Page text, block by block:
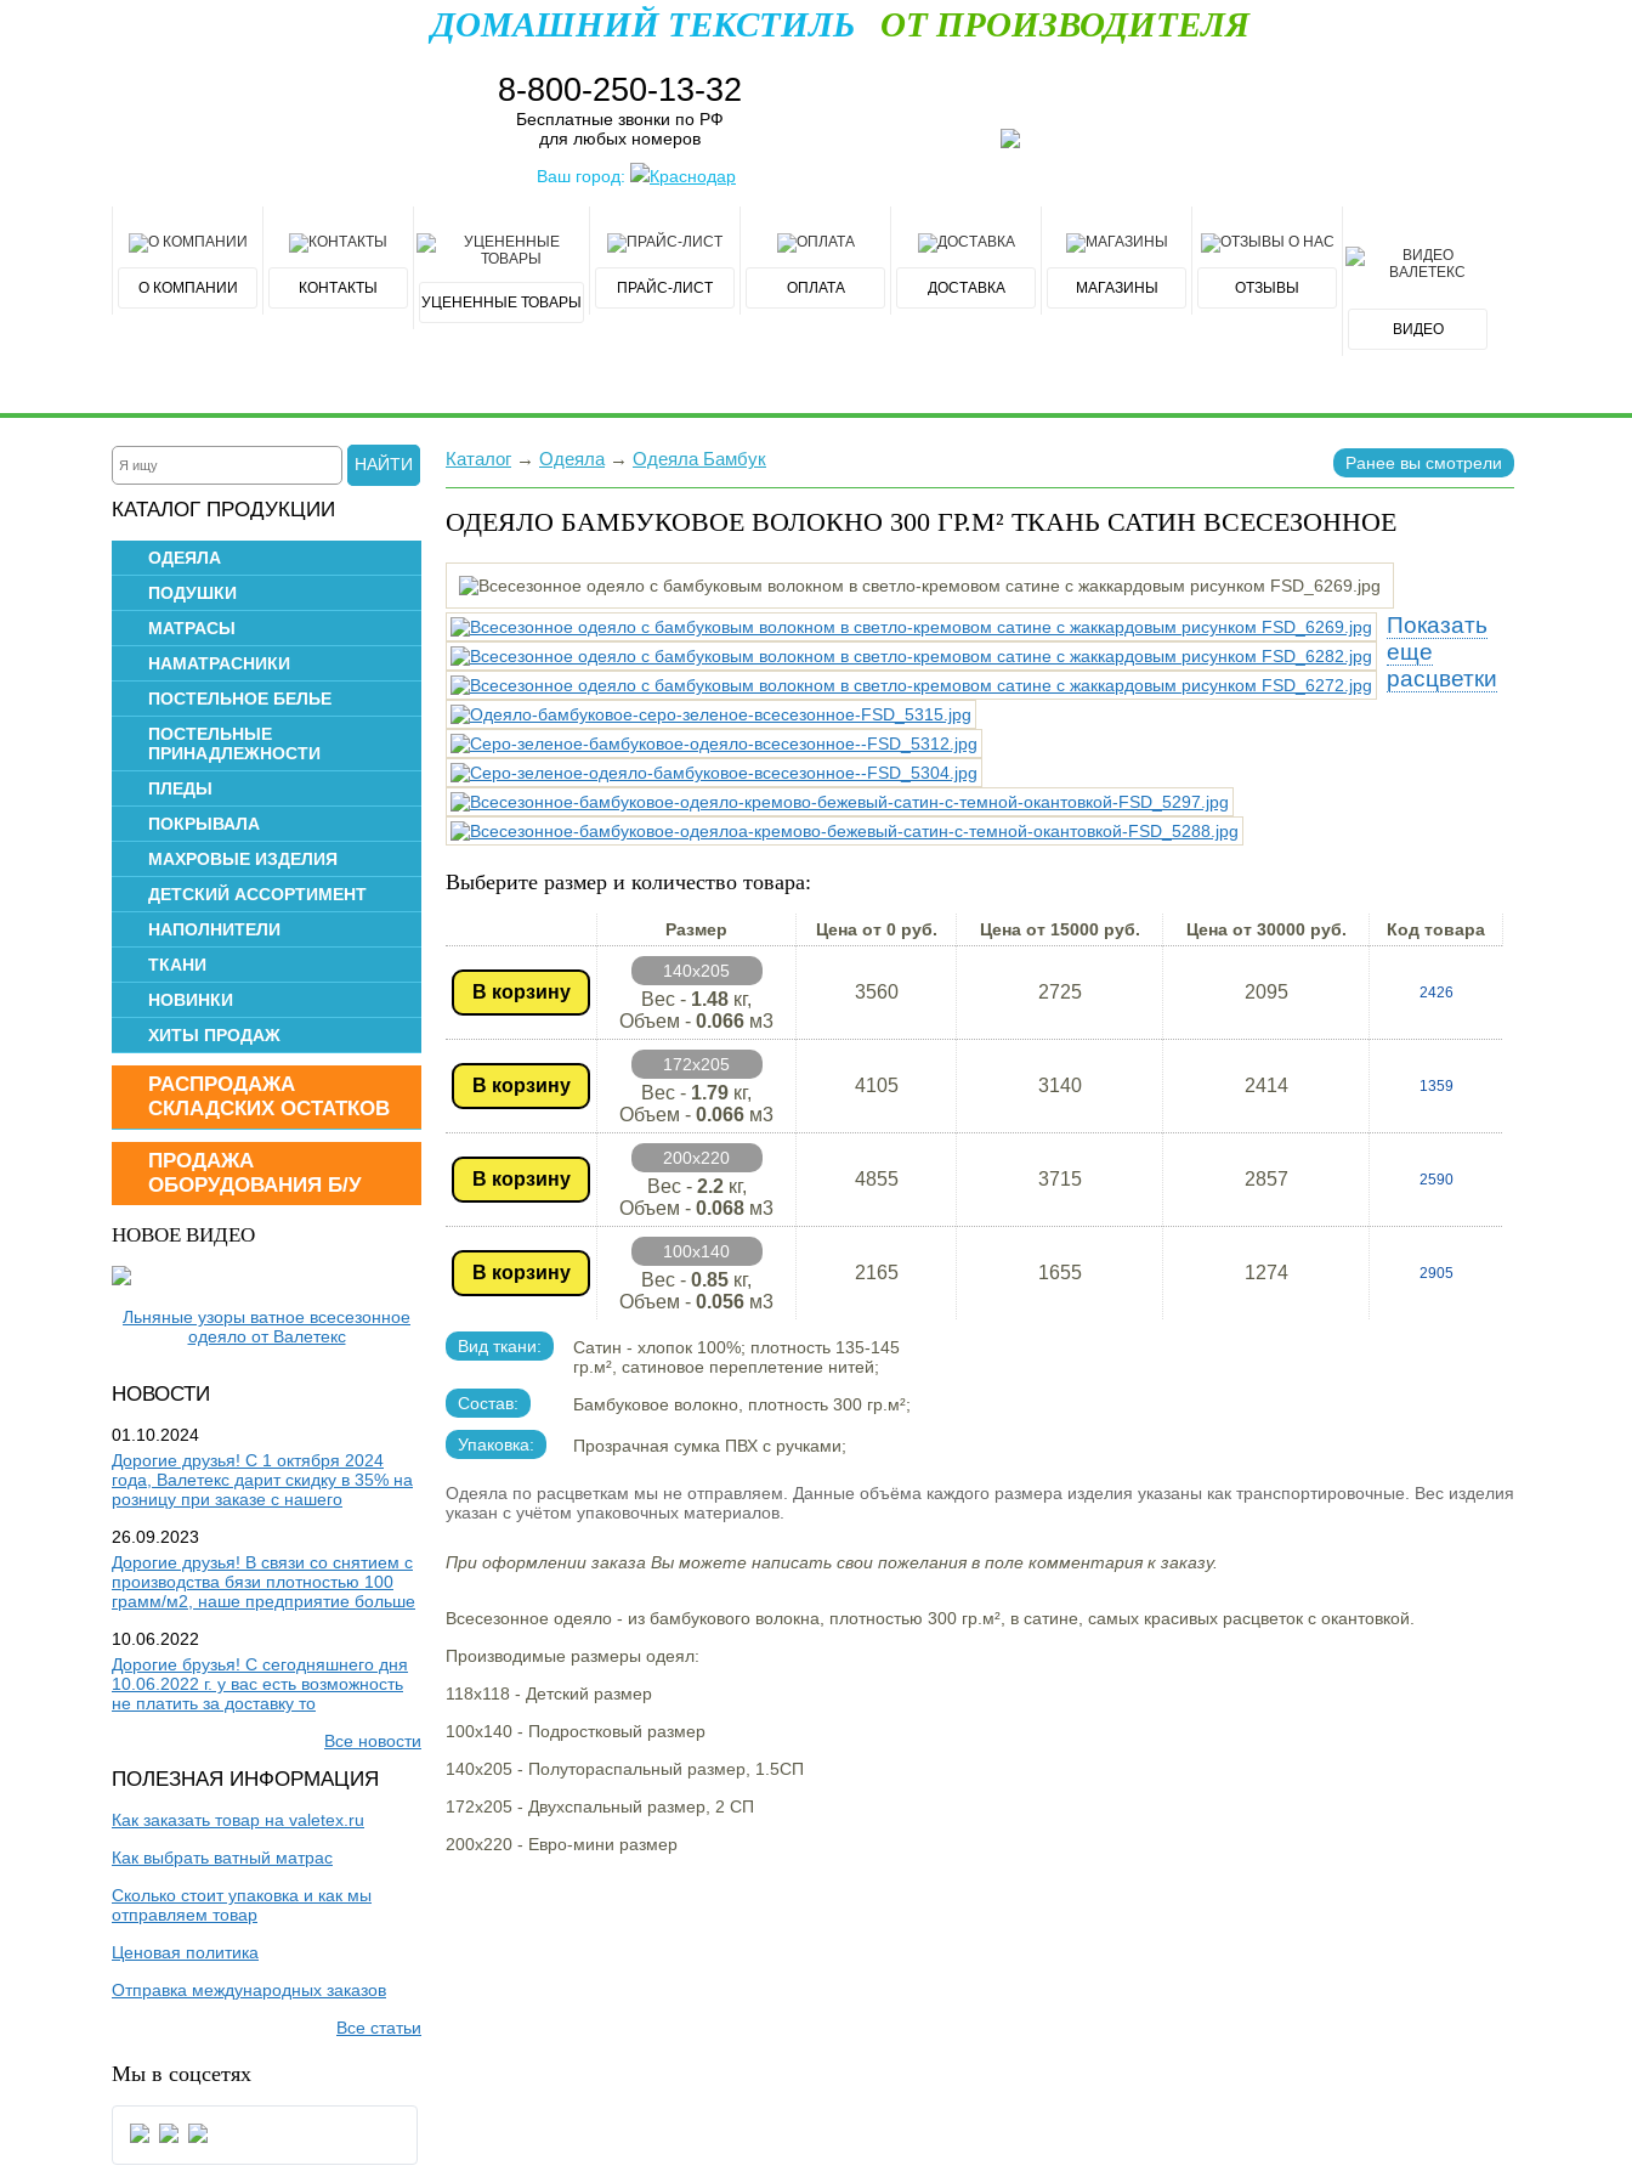
ДОМАШНИЙ ТЕКСТИЛЬ ОТ ПРОИЗВОДИТЕЛЯ
8-800-250-13-32
Бесплатные звонки по РФ
для любых номеров
Ваш город:
Краснодар
О КОМПАНИИ
КОНТАКТЫ
УЦЕНЕННЫЕ ТОВАРЫ
ПРАЙС-ЛИСТ ОПЛАТА ДОСТАВКА МАГАЗИНЫ ОТЗЫВЫ
ВИДЕО
НАЙТИ
КАТАЛОГ ПРОДУКЦИИ
ОДЕЯЛА
ПОДУШКИ
МАТРАСЫ
НАМАТРАСНИКИ
ПОСТЕЛЬНОЕ БЕЛЬЕ
ПОСТЕЛЬНЫЕ
ПРИНАДЛЕЖНОСТИ
ПЛЕДЫ
ПОКРЫВАЛА
МАХРОВЫЕ ИЗДЕЛИЯ
ДЕТСКИЙ АССОРТИМЕНТ
НАПОЛНИТЕЛИ
ТКАНИ
НОВИНКИ
ХИТЫ ПРОДАЖ
РАСПРОДАЖА
СКЛАДСКИХ ОСТАТКОВ
ПРОДАЖА
ОБОРУДОВАНИЯ Б/У
НОВОЕ ВИДЕО
Льняные узоры ватное всесезонное
одеяло от Валетекс
НОВОСТИ
01.10.2024
Дорогие друзья! С 1 октября 2024
года, Валетекс дарит скидку в 35% на
розницу при заказе с нашего
26.09.2023
Дорогие друзья! В связи со снятием с
производства бязи плотностью 100
грамм/м2, наше предприятие больше
10.06.2022
Дорогие брузья! С сегодняшнего дня
10.06.2022 г. у вас есть возможность
не платить за доставку то
Все новости
ПОЛЕЗНАЯ ИНФОРМАЦИЯ
Как заказать товар на valetex.ru
Как выбрать ватный матрас
Сколько стоит упаковка и как мы
отправляем товар
Ценовая политика
Отправка международных заказов
Все статьи
Мы в соцсетях
Каталог → Одеяла → Одеяла Бамбук Ранее вы смотрели
ОДЕЯЛО БАМБУКОВОЕ ВОЛОКНО 300 ГР.М² ТКАНЬ САТИН ВСЕСЕЗОННОЕ
Показать
еще
расцветки
Выберите размер и количество товара:
Размер Цена от 0 руб. Цена от 15000 руб. Цена от 30000 руб. Код товара
В корзину
140х205
Вес - 1.48 кг,
Объем - 0.066 м3
3560 2725 2095 2426
В корзину
172х205
Вес - 1.79 кг,
Объем - 0.066 м3
4105 3140 2414 1359
В корзину
200х220
Вес - 2.2кг,
Объем - 0.068 м3
4855 3715 2857 2590
В корзину
100х140
Вес - 0.85 кг,
Объем - 0.056 м3
2165 1655 1274 2905
Вид ткани:
Сатин - хлопок 100%; плотность 135-145
гр.м², сатиновое переплетение нитей;
Состав:
Бамбуковое волокно, плотность 300 гр.м²;
Упаковка: Прозрачная сумка ПВХ с ручками;
Одеяла по расцветкам мы не отправляем. Данные объёма каждого размера изделия указаны как транспортировочные. Вес изделия
указан с учётом упаковочных материалов.
При оформлении заказа Вы можете написать свои пожелания в поле комментария к заказу.
Всесезонное одеяло - из бамбукового волокна, плотностью 300 гр.м², в сатине, самых красивых расцветок с окантовкой.
Производимые размеры одеял:
118х118 - Детский размер
100х140 - Подростковый размер
140х205 - Полутораспальный размер, 1.5СП
172х205 - Двухспальный размер, 2 СП
200х220 - Евро-мини размер